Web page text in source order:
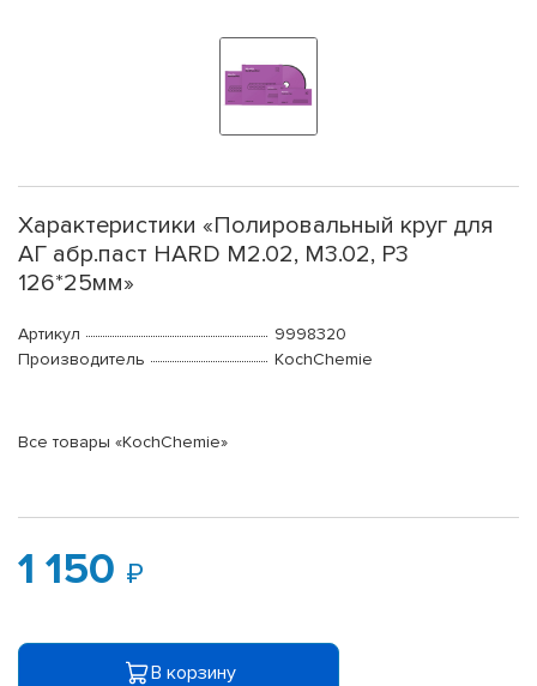
Характеристики «Полировальный круг для
АГ абр.паст HARD M2.02, M3.02, P3
126*25мм»
Артикул
9998320
Производитель
KochChemie
Все товары «KochChemie»
1 150
В корзину